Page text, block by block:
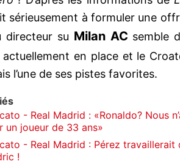
sérieusement à formuler une
directeur su Milan AC semble
actuellement en place et le
l’une de ses pistes favorites.
- Real Madrid : «Ronaldo? Nous
un joueur de 33 ans»
- Real Madrid : Pérez travaillerait
!